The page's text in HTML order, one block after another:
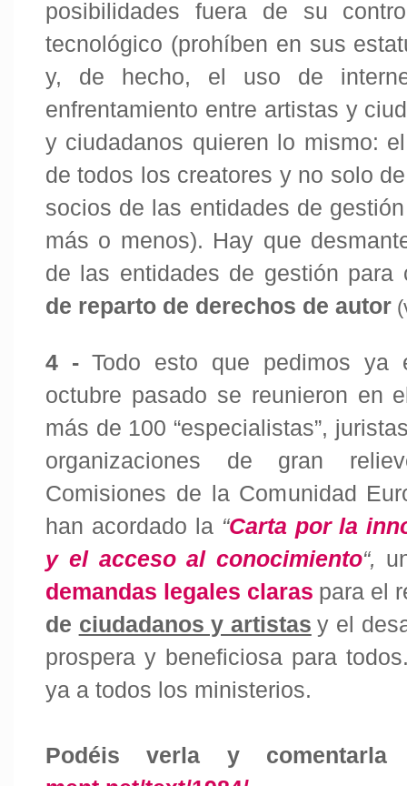
posibilidades fuera de su
tecnológico (prohíben en sus
y, de hecho, el uso de
enfrentamiento entre artistas y
y ciudadanos quieren lo mismo:
de todos los creatores y no solo
socios de las entidades de
más o menos). Hay que
de las entidades de gestión
de reparto de derechos de autor
4 - Todo esto que pedimos
octubre pasado se reunieron en
más de 100 “especialistas”,
organizaciones de gran
Comisiones de la Comunidad
han acordado la “Carta por la
y el acceso al conocimiento“,
demandas legales claras para el
de ciudadanos y artistas y el
prospera y beneficiosa para
ya a todos los ministerios.
Podéis verla y